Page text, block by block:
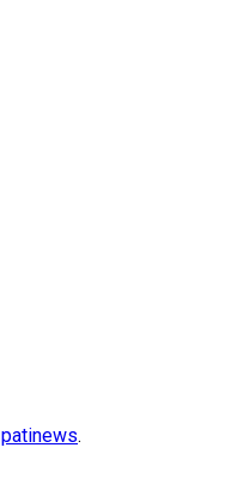
patinews.